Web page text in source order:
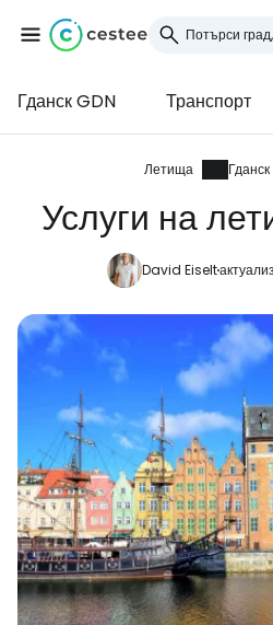
Гданск GDN Транспорт
Летища Гданск
Услуги на
David Eiselt
Влезте в
... световната общност на
Продължете
Продължете